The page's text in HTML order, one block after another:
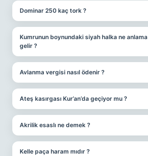
Dominar 250 kaç tork ?
Kumrunun boynundaki siyah halka ne anlama
gelir ?
Avlanma vergisi nasıl ödenir ?
Ateş kasırgası Kur’an’da geçiyor mu ?
Akrilik esaslı ne demek ?
Kelle paça haram mıdır ?